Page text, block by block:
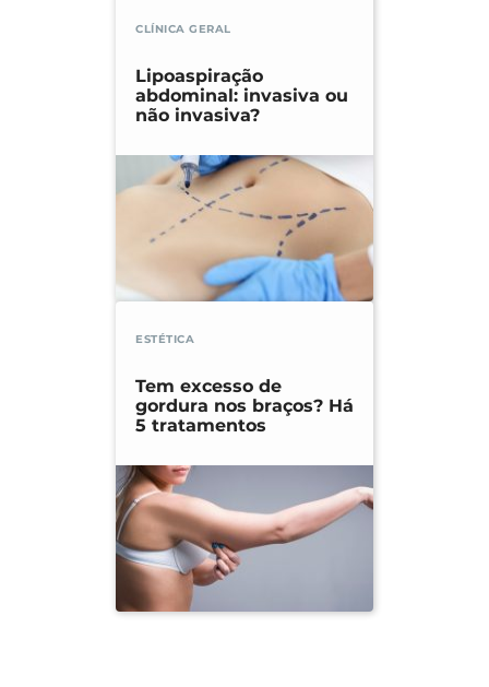
CLÍNICA GERAL
Lipoaspiração
abdominal: invasiva ou
não invasiva?
ESTÉTICA
Tem excesso de
gordura nos braços? Há
5 tratamentos